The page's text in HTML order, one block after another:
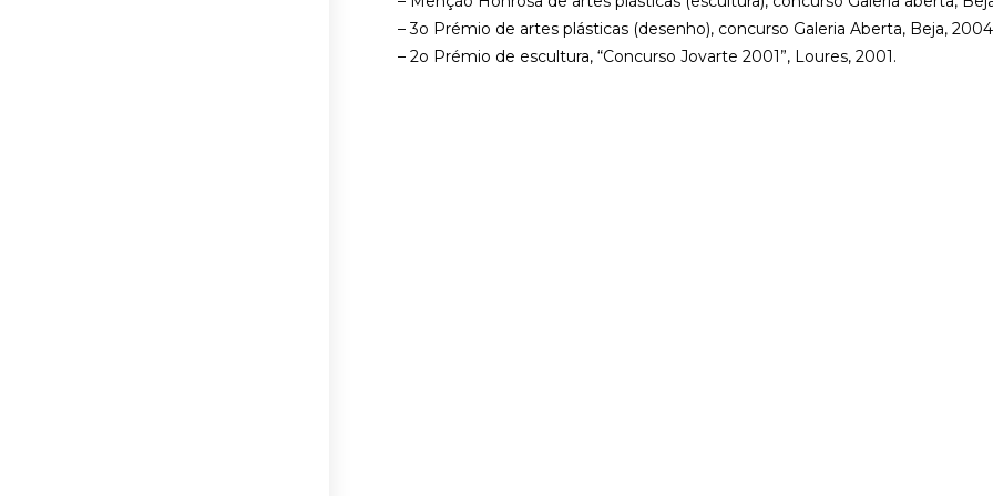
– 3o Prémio de artes plásticas (desenho), concurso Galeria Aberta, Beja,
– 2o Prémio de escultura, “Concurso Jovarte 2001”, Loures, 2001.